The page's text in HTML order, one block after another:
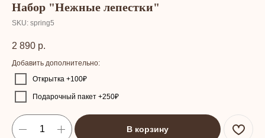
Набор "Нежные лепестки"
SKU: spring5
2 890 р.
Добавить дополнительно:
Открытка +100₽
Подарочный пакет +250₽
В корзину